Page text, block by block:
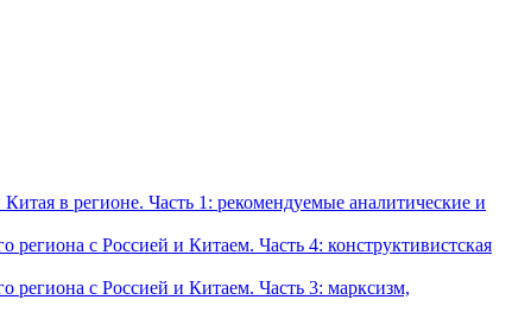
в регионе. Часть 1: рекомендуемые аналитические и
с Россией и Китаем. Часть 4: конструктивистская
с Россией и Китаем. Часть 3: марксизм,